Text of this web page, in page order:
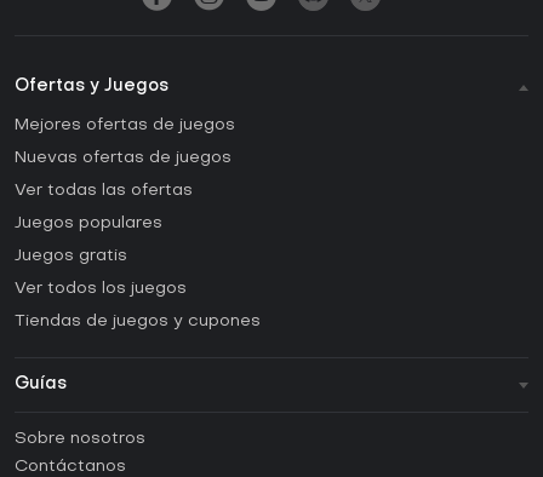
Ofertas y Juegos
Mejores ofertas de juegos
Nuevas ofertas de juegos
Ver todas las ofertas
Juegos populares
Juegos gratis
Ver todos los juegos
Tiendas de juegos y cupones
Guías
Guías y tutoriales
Sobre nosotros
Contáctanos